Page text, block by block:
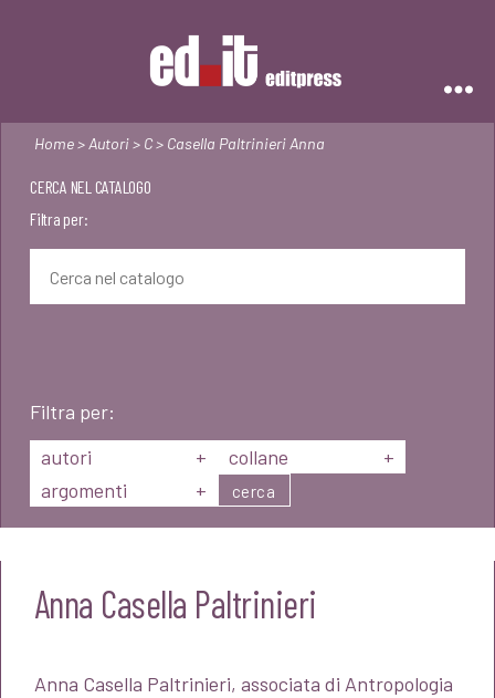
Home> Autori> C> Casella Paltrinieri Anna
CERCA NEL CATALOGO
Filtra per:
Filtra per:
autori
+ collane
+
argomenti
+ cerca
Anna Casella Paltrinieri
Anna Casella Paltrinieri, associata di Antropologia